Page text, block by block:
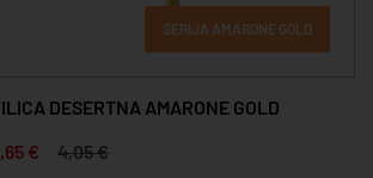
SERIJA AMARONE GOLD
DESERTNA AMARONE GOLD
€
4,05 €